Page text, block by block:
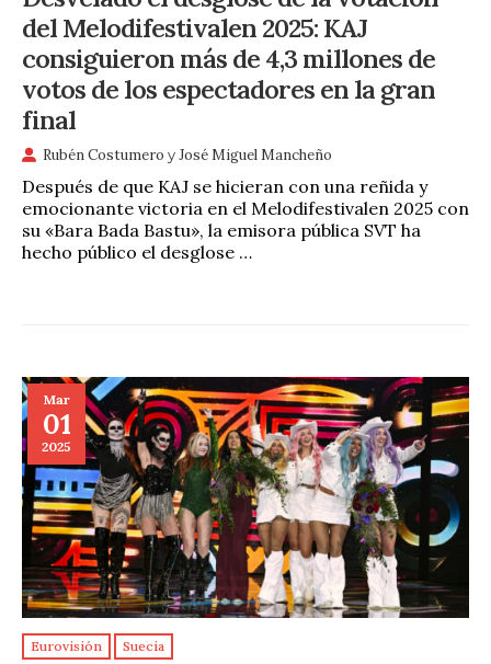
del Melodifestivalen 2025: KAJ
consiguieron más de 4,3 millones de
votos de los espectadores en la gran
final
Rubén Costumero yJosé Miguel Mancheño
Después de que KAJ se hicieran con una reñida y
emocionante victoria en el Melodifestivalen 2025 con
su «Bara Bada Bastu», la emisora pública SVT ha
hecho público el desglose …
Mar
01
2025
Eurovisión Suecia